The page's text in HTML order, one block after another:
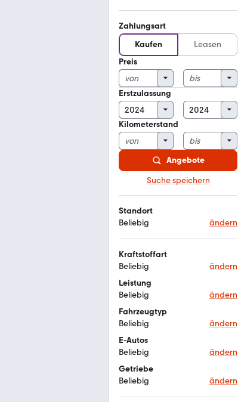
Zahlungsart
Kaufen
Leasen
Preis
Erstzulassung
Kilometerstand
Angebote
Suche speichern
Standort
Beliebig
ändern
Kraftstoffart
Beliebig
ändern
Leistung
Beliebig
ändern
Fahrzeugtyp
Beliebig
ändern
E-Autos
Beliebig
ändern
Getriebe
Beliebig
ändern